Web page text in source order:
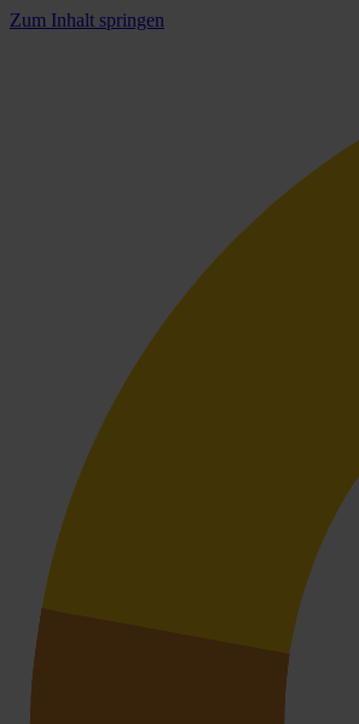
Zum Inhalt springen